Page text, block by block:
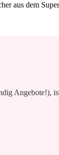
aus dem
Angebote!),